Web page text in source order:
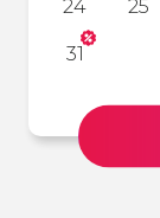
24
25
31